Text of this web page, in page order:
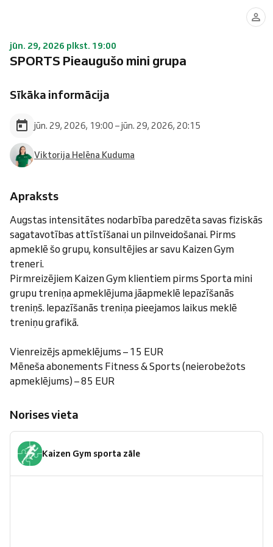
jūn. 29, 2026 plkst. 19:00
SPORTS Pieaugušo mini grupa
Sīkāka informācija
jūn. 29, 2026, 19:00 – jūn. 29, 2026, 20:15
Viktorija Helēna Kuduma
Apraksts
Augstas intensitātes nodarbība paredzēta savas fiziskās
sagatavotības attīstīšanai un pilnveidošanai. Pirms
apmeklē šo grupu, konsultējies ar savu Kaizen Gym
treneri.
Pirmreizējiem Kaizen Gym klientiem pirms Sporta mini
grupu treniņa apmeklējuma jāapmeklē Iepazīšanās
treniņš. Iepazīšanās treniņa pieejamos laikus meklē
treniņu grafikā.
Vienreizējs apmeklējums – 15 EUR
Mēneša abonements Fitness & Sports (neierobežots
apmeklējums) – 85 EUR
Norises vieta
Kaizen Gym sporta zāle